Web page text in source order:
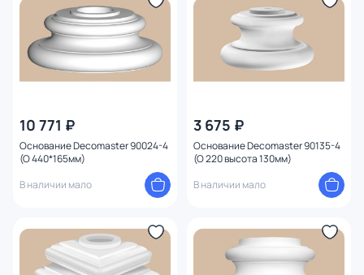
10 771 ₽
Основание Decomaster 90024-4
(O 440*165мм)
В наличии мало
3 675 ₽
Основание Decomaster 90135-4
(O 220 высота 130мм)
В наличии мало